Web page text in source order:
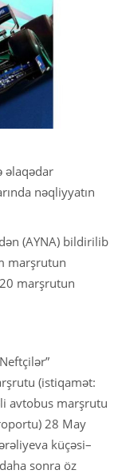
əlaqədar
nəqliyyatın
(AYNA) bildirilib
marşrutun
marşrutun
(istiqamət:
avtobus marşrutu
28 May
küçəsi–
sonra öz